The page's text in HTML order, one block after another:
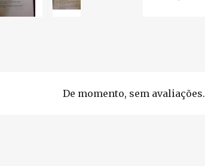
De momento, sem avaliações.